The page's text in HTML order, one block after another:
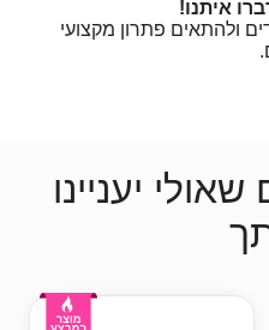
איתנו!
ולהתאים פתרון מקצועי
יעניינו